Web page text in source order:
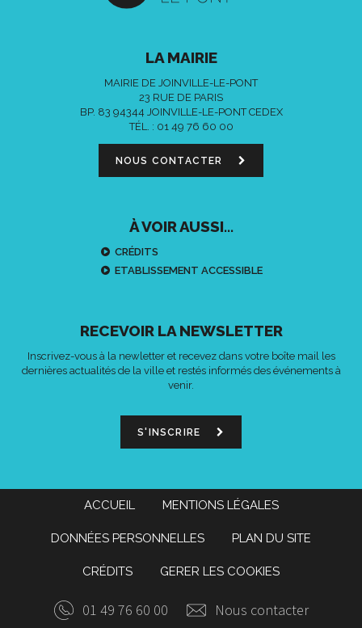
LA MAIRIE
MAIRIE DE JOINVILLE-LE-PONT
23 RUE DE PARIS
BP. 83 94344 JOINVILLE-LE-PONT CEDEX
TÉL. : 01 49 76 60 00
NOUS CONTACTER
À VOIR AUSSI...
CRÉDITS
ETABLISSEMENT ACCESSIBLE
RECEVOIR LA NEWSLETTER
Inscrivez-vous à la newletter et recevez dans votre boîte mail les
dernières actualités de la ville et restés informés des événements à
venir.
S'INSCRIRE
ACCUEIL MENTIONS LÉGALES
DONNÉES PERSONNELLES PLAN DU SITE
CRÉDITS GERER LES COOKIES
01 49 76 60 00 Nous contacter